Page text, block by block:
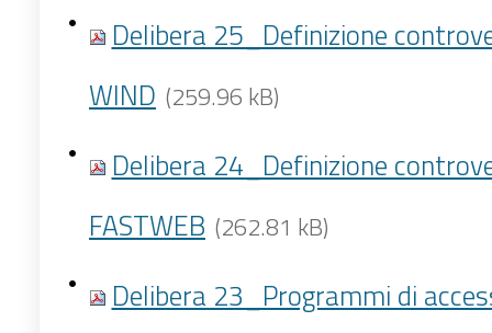
Delibera 25_Definizione
WIND (259.96 kB)
Delibera 24_Definizione
FASTWEB (262.81 kB)
Delibera 23_Programmi di